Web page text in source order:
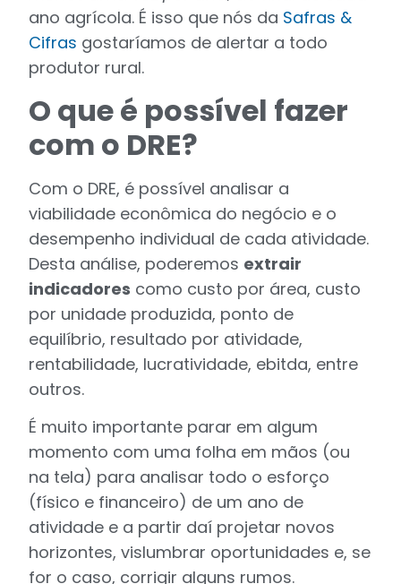
ano agrícola. É isso que nós da Safras &
Cifras gostaríamos de alertar a todo
produtor rural.
O que é possível fazer
com o DRE?
Com o DRE, é possível analisar a
viabilidade econômica do negócio e o
desempenho individual de cada atividade.
Desta análise, poderemos extrair
indicadores como custo por área, custo
por unidade produzida, ponto de
equilíbrio, resultado por atividade,
rentabilidade, lucratividade, ebitda, entre
outros.
É muito importante parar em algum
momento com uma folha em mãos (ou
na tela) para analisar todo o esforço
(físico e financeiro) de um ano de
atividade e a partir daí projetar novos
horizontes, vislumbrar oportunidades e, se
for o caso, corrigir alguns rumos.